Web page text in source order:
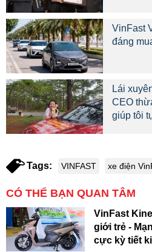
VinFast
đáng
Lái
CEO
giúp tôi
Tags: VINFAST xe điện
CÓ THỂ BẠN QUAN TÂM
VinFast
giới trẻ -
cực kỳ tiết